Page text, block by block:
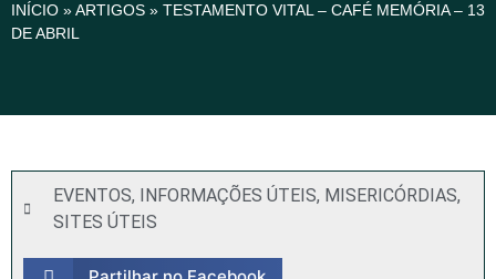
INÍCIO »ARTIGOS » TESTAMENTO VITAL – CAFÉ MEMÓRIA – 13
DE ABRIL
EVENTOS, INFORMAÇÕES ÚTEIS, MISERICÓRDIAS,
SITES ÚTEIS